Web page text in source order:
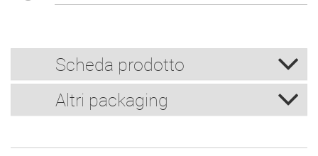
Scheda prodotto
Altri packaging